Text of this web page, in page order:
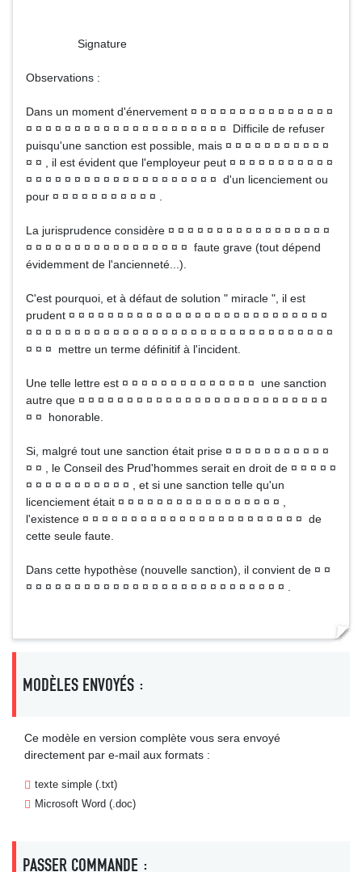
Signature
Observations :
Dans un moment d'énervement ¤ ¤ ¤ ¤ ¤ ¤ ¤ ¤ ¤ ¤ ¤ ¤ ¤ ¤ ¤
¤ ¤ ¤ ¤ ¤ ¤ ¤ ¤ ¤ ¤ ¤ ¤ ¤ ¤ ¤ ¤ ¤ ¤ ¤ ¤ ¤ Difficile de refuser
puisqu'une sanction est possible, mais ¤ ¤ ¤ ¤ ¤ ¤ ¤ ¤ ¤ ¤ ¤
¤ ¤ , il est évident que l'employeur peut ¤ ¤ ¤ ¤ ¤ ¤ ¤ ¤ ¤ ¤ ¤
¤ ¤ ¤ ¤ ¤ ¤ ¤ ¤ ¤ ¤ ¤ ¤ ¤ ¤ ¤ ¤ ¤ ¤ ¤ ¤ d'un licenciement ou
pour ¤ ¤ ¤ ¤ ¤ ¤ ¤ ¤ ¤ ¤ ¤ .
La jurisprudence considère ¤ ¤ ¤ ¤ ¤ ¤ ¤ ¤ ¤ ¤ ¤ ¤ ¤ ¤ ¤ ¤ ¤
¤ ¤ ¤ ¤ ¤ ¤ ¤ ¤ ¤ ¤ ¤ ¤ ¤ ¤ ¤ ¤ ¤ faute grave (tout dépend
évidemment de l'ancienneté...).
C'est pourquoi, et à défaut de solution " miracle ", il est
prudent ¤ ¤ ¤ ¤ ¤ ¤ ¤ ¤ ¤ ¤ ¤ ¤ ¤ ¤ ¤ ¤ ¤ ¤ ¤ ¤ ¤ ¤ ¤ ¤ ¤ ¤ ¤
¤ ¤ ¤ ¤ ¤ ¤ ¤ ¤ ¤ ¤ ¤ ¤ ¤ ¤ ¤ ¤ ¤ ¤ ¤ ¤ ¤ ¤ ¤ ¤ ¤ ¤ ¤ ¤ ¤ ¤ ¤ ¤
¤ ¤ ¤ mettre un terme définitif à l'incident.
Une telle lettre est ¤ ¤ ¤ ¤ ¤ ¤ ¤ ¤ ¤ ¤ ¤ ¤ ¤ ¤ une sanction
autre que ¤ ¤ ¤ ¤ ¤ ¤ ¤ ¤ ¤ ¤ ¤ ¤ ¤ ¤ ¤ ¤ ¤ ¤ ¤ ¤ ¤ ¤ ¤ ¤ ¤ ¤
¤ ¤ honorable.
Si, malgré tout une sanction était prise ¤ ¤ ¤ ¤ ¤ ¤ ¤ ¤ ¤ ¤ ¤
¤ ¤ , le Conseil des Prud'hommes serait en droit de ¤ ¤ ¤ ¤ ¤
¤ ¤ ¤ ¤ ¤ ¤ ¤ ¤ ¤ ¤ ¤ , et si une sanction telle qu'un
licenciement était ¤ ¤ ¤ ¤ ¤ ¤ ¤ ¤ ¤ ¤ ¤ ¤ ¤ ¤ ¤ ¤ ¤ ,
l'existence ¤ ¤ ¤ ¤ ¤ ¤ ¤ ¤ ¤ ¤ ¤ ¤ ¤ ¤ ¤ ¤ ¤ ¤ ¤ ¤ ¤ ¤ ¤ de
cette seule faute.
Dans cette hypothèse (nouvelle sanction), il convient de ¤ ¤
¤ ¤ ¤ ¤ ¤ ¤ ¤ ¤ ¤ ¤ ¤ ¤ ¤ ¤ ¤ ¤ ¤ ¤ ¤ ¤ ¤ ¤ ¤ ¤ ¤ ¤ ¤ .
MODÈLES ENVOYÉS :
Ce modèle en version complète vous sera envoyé
directement par e-mail aux formats :
texte simple (.txt)
Microsoft Word (.doc)
PASSER COMMANDE :